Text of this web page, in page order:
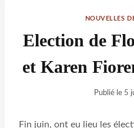
NOUVELLES
Election de
et Karen
Publié le 5
Fin juin, ont eu lieu les